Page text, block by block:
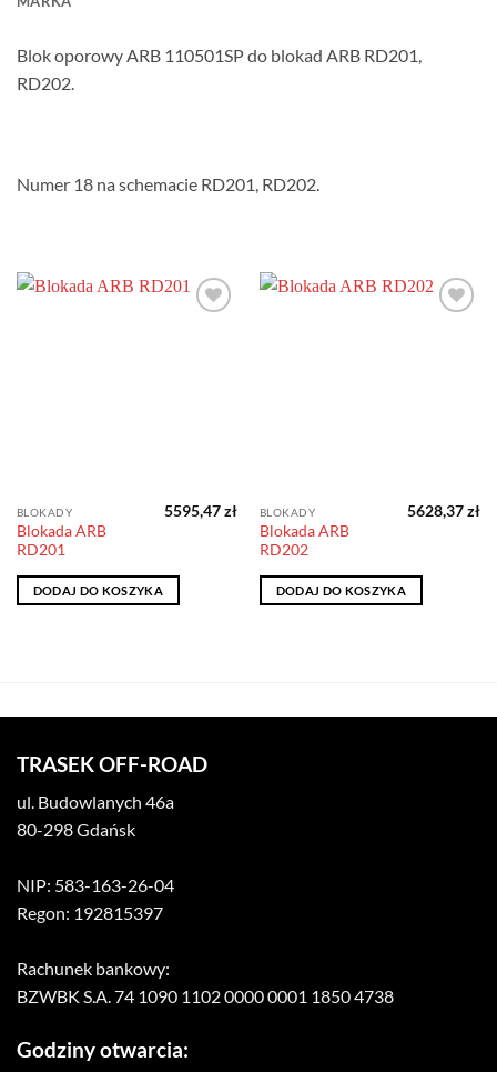
Blok oporowy ARB 110501SP do blokad ARB RD201,
RD202.
Numer 18 na schemacie RD201, RD202.
BLOKADY
Blokada ARB
RD201
5595,47zł
DODAJ DO KOSZYKA
BLOKADY
Blokada ARB
RD202
5628,37zł
DODAJ DO KOSZYKA
TRASEK OFF-ROAD
ul. Budowlanych 46a
80-298 Gdańsk
NIP: 583-163-26-04
Regon: 192815397
Rachunek bankowy:
BZWBK S.A. 74 1090 1102 0000 0001 1850 4738
Godziny otwarcia: